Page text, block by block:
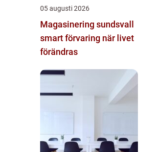
05 augusti 2026
Magasinering sundsvall
smart förvaring när livet
förändras